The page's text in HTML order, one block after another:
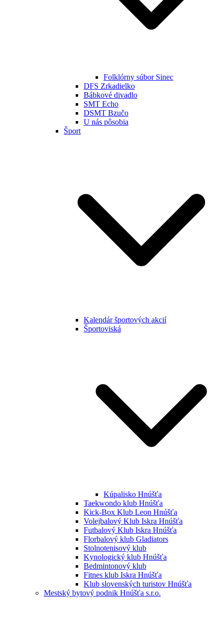
Folklórny súbor Sinec
DFS Zrkadielko
Bábkové divadlo
SMT Echo
DSMT Bzučo
U nás pôsobia
Šport
Kalendár športových akcií
Športoviská
Kúpalisko Hnúšťa
Taekwondo klub Hnúšťa
Kick-Box Klub Leon Hnúšťa
Volejbalový Klub Iskra Hnúšťa
Futbalový Klub Iskra Hnúšťa
Florbalový klub Gladiators
Stolnotenisový klub
Kynologický klub Hnúšťa
Bedmintonový klub
Fitnes klub Iskra Hnúšťa
Klub slovenských turistov Hnúšťa
Mestský bytový podnik Hnúšťa s.r.o.